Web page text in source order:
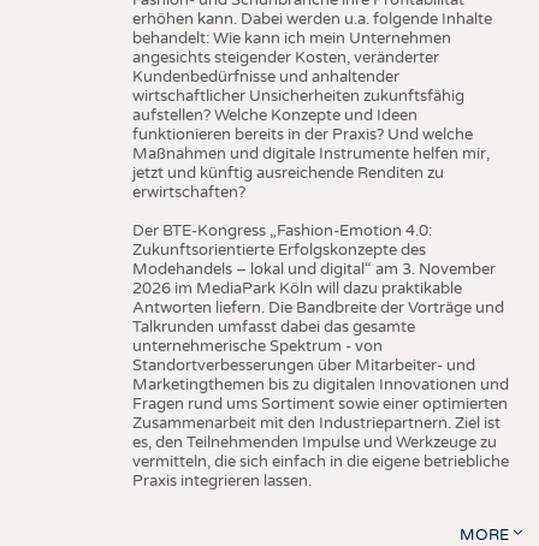
erhöhen kann. Dabei werden u.a. folgende Inhalte
behandelt: Wie kann ich mein Unternehmen
angesichts steigender Kosten, veränderter
Kundenbedürfnisse und anhaltender
wirtschaftlicher Unsicherheiten zukunftsfähig
aufstellen? Welche Konzepte und Ideen
funktionieren bereits in der Praxis? Und welche
Maßnahmen und digitale Instrumente helfen mir,
jetzt und künftig ausreichende Renditen zu
erwirtschaften?
Der BTE-Kongress „Fashion-Emotion 4.0:
Zukunftsorientierte Erfolgskonzepte des
Modehandels – lokal und digital“ am 3. November
2026 im MediaPark Köln will dazu praktikable
Antworten liefern. Die Bandbreite der Vorträge und
Talkrunden umfasst dabei das gesamte
unternehmerische Spektrum - von
Standortverbesserungen über Mitarbeiter- und
Marketingthemen bis zu digitalen Innovationen und
Fragen rund ums Sortiment sowie einer optimierten
Zusammenarbeit mit den Industriepartnern. Ziel ist
es, den Teilnehmenden Impulse und Werkzeuge zu
vermitteln, die sich einfach in die eigene betriebliche
Praxis integrieren lassen.
MORE